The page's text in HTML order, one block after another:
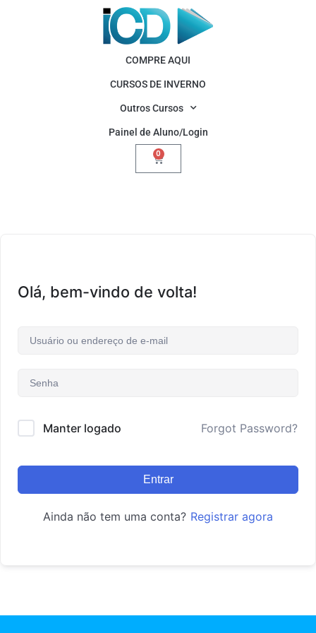
COMPRE AQUI
CURSOS DE INVERNO
Outros Cursos
Painel de Aluno/Login
0
Olá, bem-vindo de volta!
Manter logado Forgot Password?
Entrar
Ainda não tem uma conta? Registrar agora